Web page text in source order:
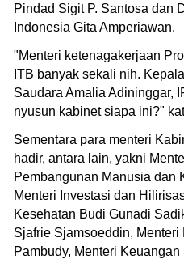
Pindad Sigit P. Santosa dan
Indonesia Gita Amperiawan.
"Menteri ketenagakerjaan
ITB banyak sekali nih.
Saudara Amalia Adininggar,
nyusun kabinet siapa ini?"
Sementara para menteri
hadir, antara lain, yakni
Pembangunan Manusia dan
Menteri Investasi dan
Kesehatan Budi Gunadi
Sjafrie Sjamsoeddin,
Pambudy, Menteri